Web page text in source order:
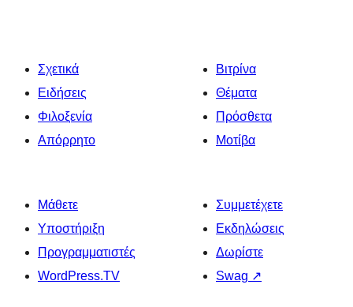
Σχετικά
Ειδήσεις
Φιλοξενία
Απόρρητο
Βιτρίνα
Θέματα
Πρόσθετα
Μοτίβα
Μάθετε
Υποστήριξη
Προγραμματιστές
WordPress.TV
Συμμετέχετε
Εκδηλώσεις
Δωρίστε
Swag ↗